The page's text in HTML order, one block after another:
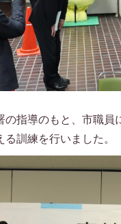
の指導のもと、市職
訓練を行いました。